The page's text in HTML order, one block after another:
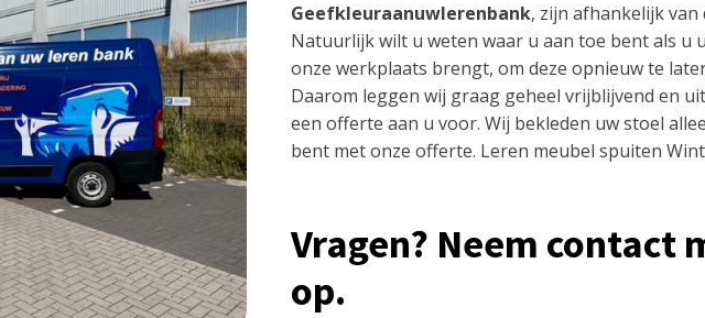
Geefkleuraanuwlerenbank, zijn afhankelijk van
Natuurlijk wilt u weten waar u aan toe bent als u
onze werkplaats brengt, om deze opnieuw te
Daarom leggen wij graag geheel vrijblijvend en
een offerte aan u voor. Wij bekleden uw stoel
bent met onze offerte. Leren meubel spuiten
Vragen? Neem contact
op.